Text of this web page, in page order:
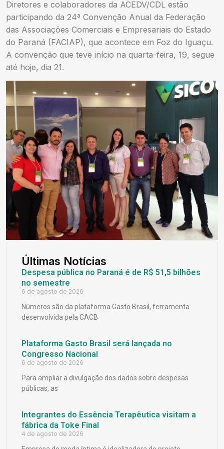
Diretores e colaboradores da ACEDV/CDL estão
participando da 24ª Convenção Anual da Federação
das Associações Comerciais e Empresariais do Estado
do Paraná (FACIAP), que acontece em Foz do Iguaçu.
A convenção que teve início na quarta-feira, 19, segue
até hoje, dia 21.
Últimas Notícias
Despesa pública no Paraná é de R$ 51,5 bilhões
no semestre
6 de agosto de 2026
Números são da plataforma Gasto Brasil, ferramenta
desenvolvida pela CACB
Plataforma Gasto Brasil será lançada no
Congresso Nacional
6 de agosto de 2026
Para ampliar a divulgação dos dados sobre despesas
públicas, as
Integrantes do Essência Terapêutica visitam a
fábrica da Toke Final
4 de agosto de 2026